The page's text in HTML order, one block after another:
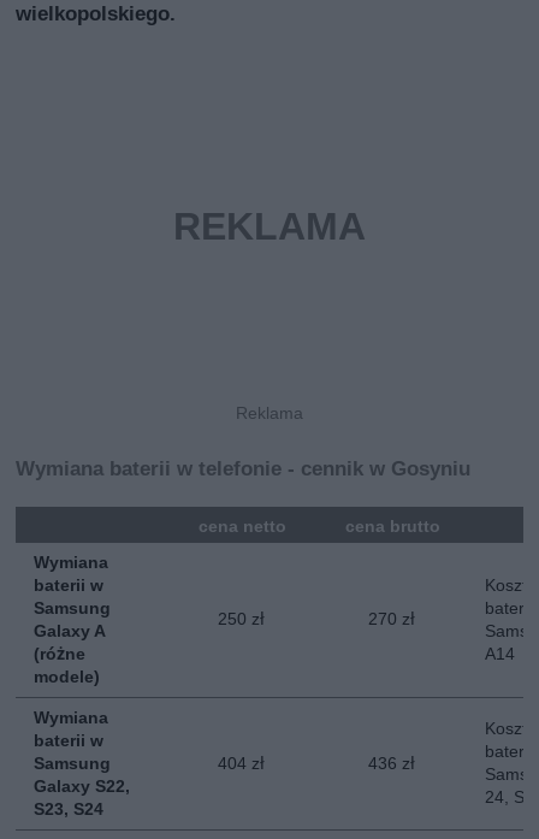
wielkopolskiego.
Wymiana baterii w telefonie - cennik w Gosyniu
cena netto cena brutto
Wymiana
baterii w
Samsung
Galaxy A
(różne
modele)
250 zł 270 zł
Koszt
baterii
A14
Wymiana
baterii w
Samsung
Galaxy S22,
S23, S24
404 zł 436 zł
Koszt
baterii
24,